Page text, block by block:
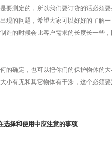
要测定的，所以我们要订货的话必须
的问题，希望大家可以好好的了解一
的时候会比客户需求的长度长一些
确定，也可以把你们的保护物体的大
小有无和其它物体有干涉，这个必须要
选择和使用中应注意的事项